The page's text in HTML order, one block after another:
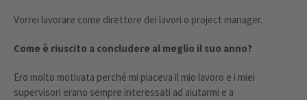
Vorrei lavorare come direttore dei lavori o project manager.
Come è riuscito a concludere al meglio il suo anno?
Ero molto motivata perché mi piaceva il mio lavoro e i miei
supervisori erano sempre interessati ad aiutarmi e a